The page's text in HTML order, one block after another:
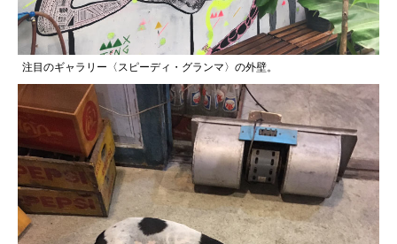
注目のギャラリー〈スピーディ・グランマ〉の外壁。